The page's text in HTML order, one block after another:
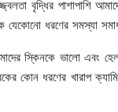
বৃদ্ধির পাশাপাশি
যেকোনো ধরণের সমস্যা
স্কিনকে ভালো এবং
কোন ধরণের খারাপ